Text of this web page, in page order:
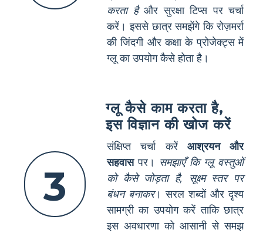
करता हैऔर सुरक्षा टिप्स पर चर्चा
करें। इससे छात्र समझेंगे कि रोज़मर्रा
की जिंदगी और कक्षा के प्रोजेक्ट्स में
ग्लू का उपयोग कैसे होता है।
3
ग्लू कैसे काम करता है,
इस विज्ञान की खोज करें
संक्षिप्त चर्चा करें आश्रयन और
सहवासपर। समझाएँ कि ग्लू वस्तुओं
को कैसे जोड़ता है, सूक्ष्म स्तर पर
बंधन बनाकर। सरल शब्दों और दृश्य
सामग्री का उपयोग करें ताकि छात्र
इस अवधारणा को आसानी से समझ